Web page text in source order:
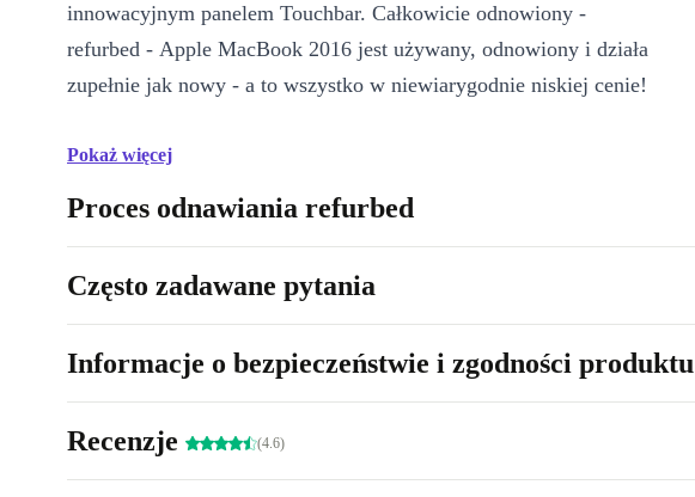
innowacyjnym panelem Touchbar. Całkowicie odnowiony -
refurbed - Apple MacBook 2016 jest używany, odnowiony i działa
zupełnie jak nowy - a to wszystko w niewiarygodnie niskiej cenie!
Pokaż więcej
Proces odnawiania refurbed
Często zadawane pytania
Informacje o bezpieczeństwie i zgodności produktu
Recenzje (4.6)